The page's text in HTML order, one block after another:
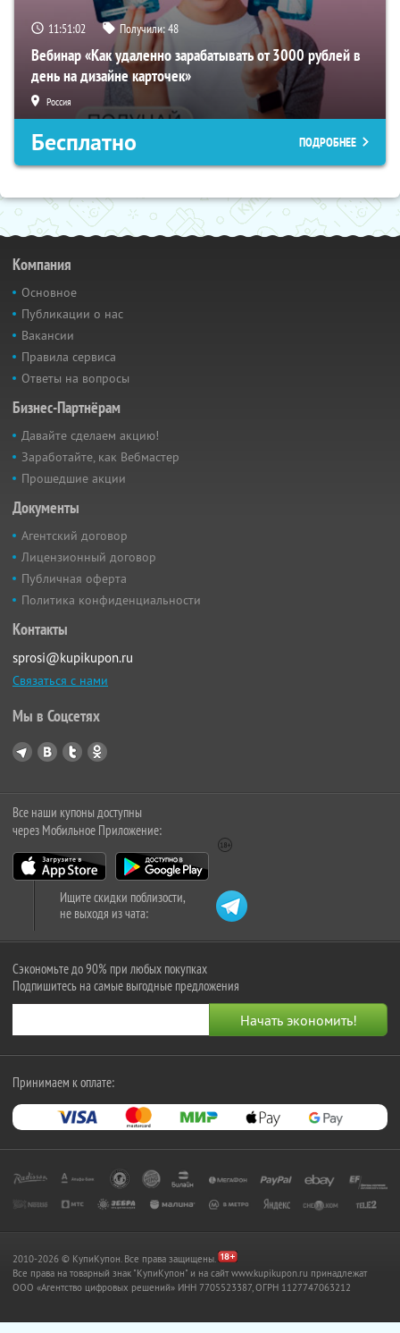
11:51:01 Получили:48
Вебинар «Как удаленно зарабатывать от 3000 рублей в
день на дизайне карточек»
Россия
Бесплатно ПОДРОБНЕЕ
Компания
Основное
Публикации о нас
Вакансии
Правила сервиса
Ответы на вопросы
Бизнес-Партнёрам
Давайте сделаем акцию!
Заработайте, как Вебмастер
Прошедшие акции
Документы
Агентский договор
Лицензионный договор
Публичная оферта
Политика конфиденциальности
Контакты
sprosi@kupikupon.ru
Связаться с нами
Мы в Соцсетях
Все наши купоны доступны
через Мобильное Приложение:
Ищите скидки поблизости,
не выходя из чата:
Сэкономьте до 90% при любых покупках
Подпишитесь на самые выгодные предложения
Принимаем к оплате:
2010-2026 © КупиКупон. Все права защищены.
Все права на товарный знак "КупиКупон" и на сайт www.kupikupon.ru принадлежат
OOO «Агентство цифровых решений» ИНН 7705523387, ОГРН 1127747063212